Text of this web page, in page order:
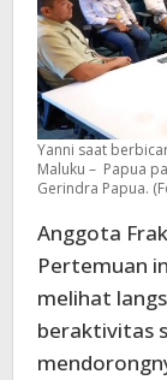
Yanni saat
Maluku – Papua
Gerindra Papua.
Anggota
Pertemuan
melihat
beraktivitas